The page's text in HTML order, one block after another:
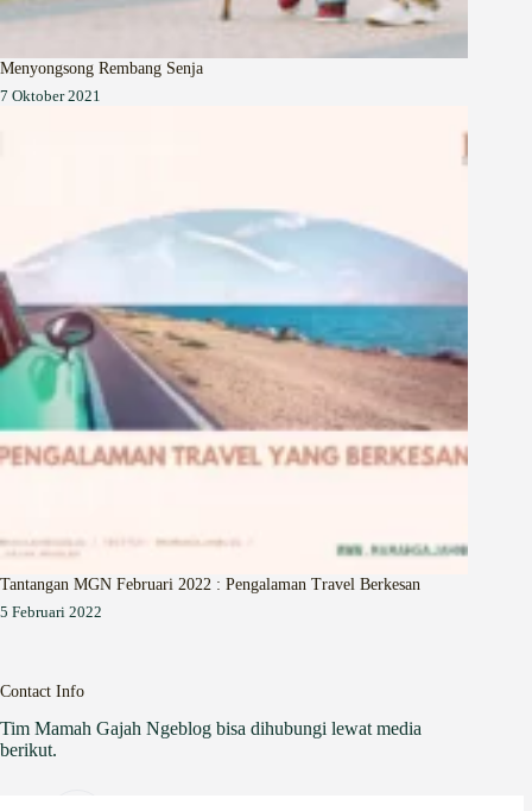
Menyongsong Rembang Senja
7 Oktober 2021
Tantangan MGN Februari 2022 : Pengalaman Travel Berkesan
5 Februari 2022
Contact Info
Tim Mamah Gajah Ngeblog bisa dihubungi lewat media
berikut.